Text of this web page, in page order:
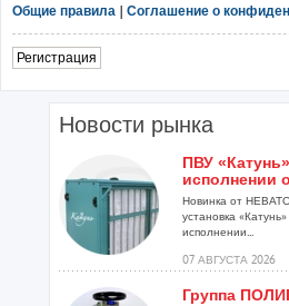
Общие правила | Соглашение о
Регистрация
Новости рынка
ПВУ
исполнении
Новинка от
установка
исполнении...
07 АВГУСТА 2026
Группа